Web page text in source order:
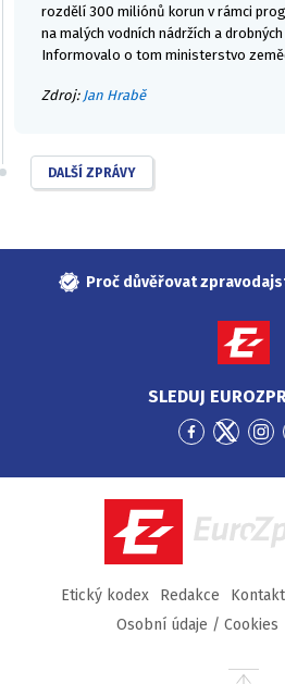
rozdělí 300 miliónů korun v rámci
na malých vodních nádržích a
Informovalo o tom ministerstvo
Zdroj: Jan Hrabě
DALŠÍ ZPRÁVY
Proč důvěřovat
SLEDUJ
Přejít
Facebook
Přejít
Twitter
Etický kodex Redakce Kontakt
Osobní údaje / Cookies
Přejít